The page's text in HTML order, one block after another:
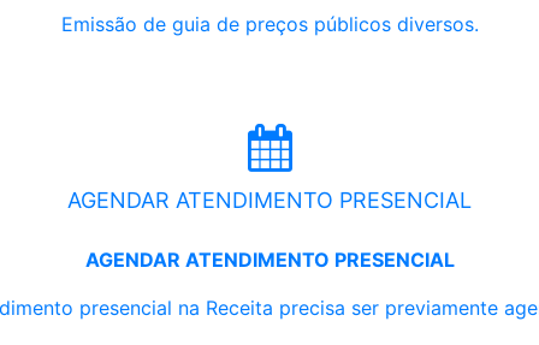
Emissão de guia de preços públicos diversos.
AGENDAR ATENDIMENTO PRESENCIAL
AGENDAR ATENDIMENTO PRESENCIAL
presencial na Receita precisa ser previamente